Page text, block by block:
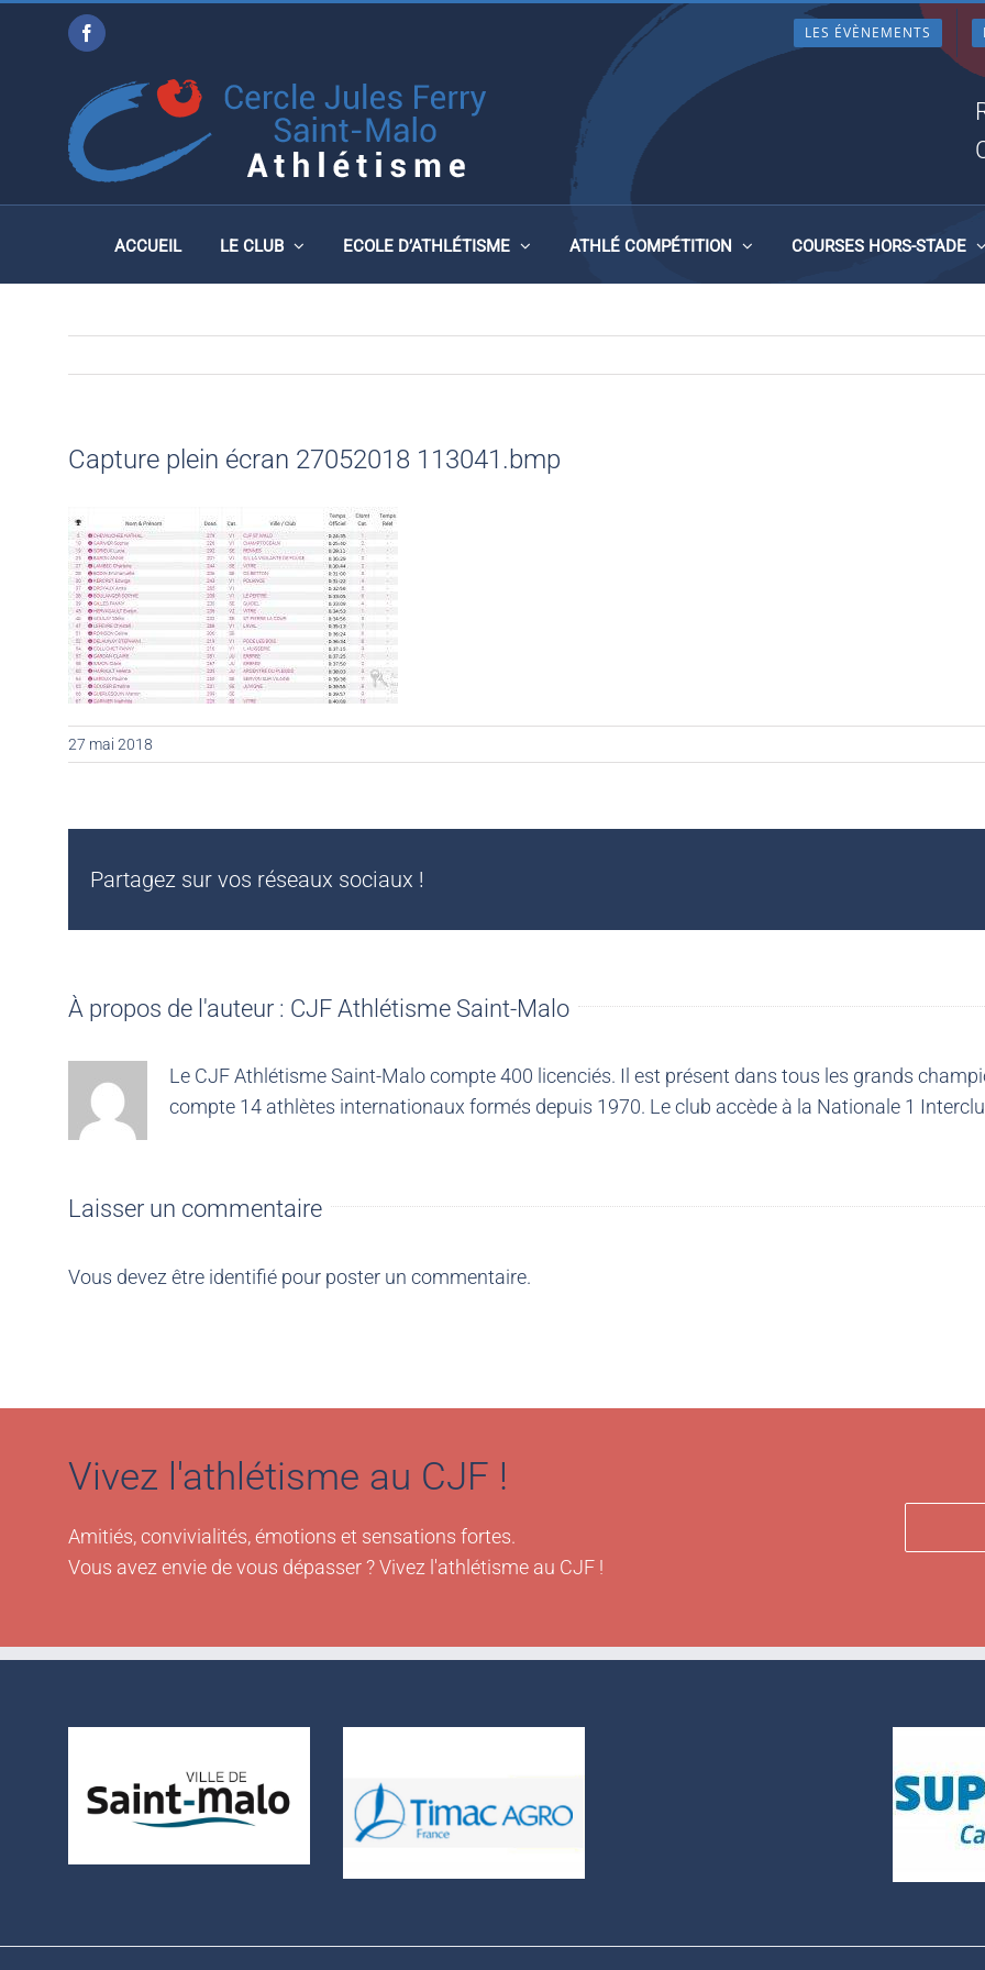
Facebook LES ÉVÈNEMENTS
ACCUEIL LE CLUB ECOLE D’ATHLÉTISME ATHLÉ COMPÉTITION COURSES HORS-STADE
CAPTURE PLEIN ÉCRAN 27052018 113041.BMP
Capture plein écran 27052018 113041.bmp
27 mai 2018
Partagez sur vos réseaux sociaux !
À propos de l'auteur : CJF Athlétisme Saint-Malo
Le CJF Athlétisme Saint-Malo compte 400 licenciés. Il est présent dans tous les grands
compte 14 athlètes internationaux formés depuis 1970. Le club accède à la Nationale 1
Laisser un commentaire
Vous devez être identifié pour poster un commentaire.
Vivez l'athlétisme au CJF !
Amitiés, convivialités, émotions et sensations fortes.
Vous avez envie de vous dépasser ? Vivez l'athlétisme au CJF !